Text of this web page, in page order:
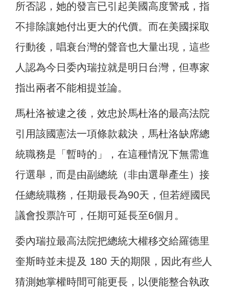
所否認，她的發言已引起美國高度警戒，指
不排除讓她付出更大的代價。而在美國採取
行動後，唱衰台灣的聲音也大量出現，這些
人認為今日委內瑞拉就是明日台灣，但專家
指出兩者不能相提並論。
馬杜洛被逮之後，效忠於馬杜洛的最高法院
引用該國憲法一項條款裁決，馬杜洛缺席總
統職務是「暫時的」，在這種情況下無需進
行選舉，而是由副總統（非由選舉產生）接
任總統職務，任期最長為90天，但若經國民
議會投票許可，任期可延長至6個月。
委內瑞拉最高法院把總統大權移交給羅德里
奎斯時並未提及 180 天的期限，因此有些人
猜測她掌權時間可能更長，以便能整合執政